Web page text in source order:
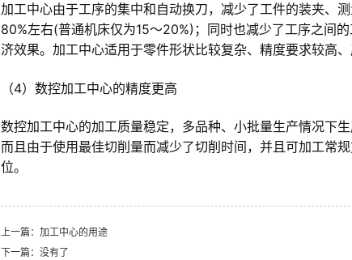
加工中心由于工序的集中和自动换刀，减少了工件的装夹、
80%左右(普通机床仅为15～20%)；同时也减少了工序之间
济效果。加工中心适用于零件形状比较复杂、精度要求较高、
（4）数控加工中心的精度更高
数控加工中心的加工质量稳定，多品种、小批量生产情况下
而且由于使用最佳切削量而减少了切削时间，并且可加工常
位。
上一篇： 加工中心的用途
下一篇：没有了